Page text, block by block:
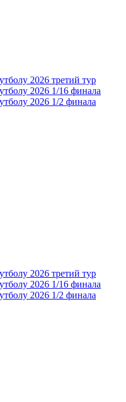
2026 третий тур
2026 1/16 финала
2026 1/2 финала
2026 третий тур
2026 1/16 финала
2026 1/2 финала